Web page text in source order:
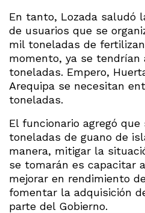
En tanto, Lozada saludó
de usuarios que se
mil toneladas de
momento, ya se tendrían
toneladas. Empero,
Arequipa se necesitan
toneladas.
El funcionario agregó que
toneladas de guano de
manera, mitigar la
se tomarán es capacitar
mejorar en rendimiento
fomentar la adquisición
parte del Gobierno.